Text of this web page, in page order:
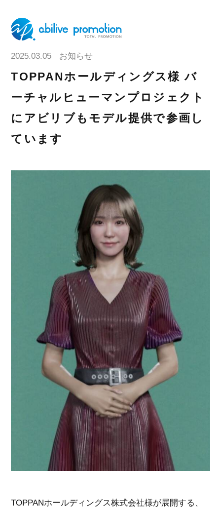
2025.03.05 お知らせ
TOPPANホールディングス様 バ
ーチャルヒューマンプロジェクト
にアビリブもモデル提供で参画し
ています
TOPPANホールディングス株式会社様が展開する、